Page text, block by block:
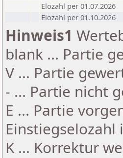
Elozahl per 01.07.2026
Elozahl per 01.10.2026
Hinweis1
blank ... Partie
V ... Partie
- ... Partie nicht
E ... Partie
K ... Korrektur